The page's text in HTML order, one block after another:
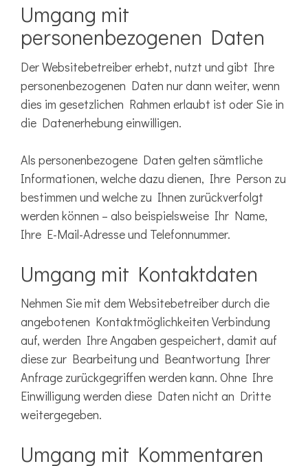
Umgang mit
personenbezogenen Daten
Der Websitebetreiber erhebt, nutzt und gibt Ihre
personenbezogenen Daten nur dann weiter, wenn
dies im gesetzlichen Rahmen erlaubt ist oder Sie in
die Datenerhebung einwilligen.
Als personenbezogene Daten gelten sämtliche
Informationen, welche dazu dienen, Ihre Person zu
bestimmen und welche zu Ihnen zurückverfolgt
werden können – also beispielsweise Ihr Name,
Ihre E-Mail-Adresse und Telefonnummer.
Umgang mit Kontaktdaten
Nehmen Sie mit dem Websitebetreiber durch die
angebotenen Kontaktmöglichkeiten Verbindung
auf, werden Ihre Angaben gespeichert, damit auf
diese zur Bearbeitung und Beantwortung Ihrer
Anfrage zurückgegriffen werden kann. Ohne Ihre
Einwilligung werden diese Daten nicht an Dritte
weitergegeben.
Umgang mit Kommentaren